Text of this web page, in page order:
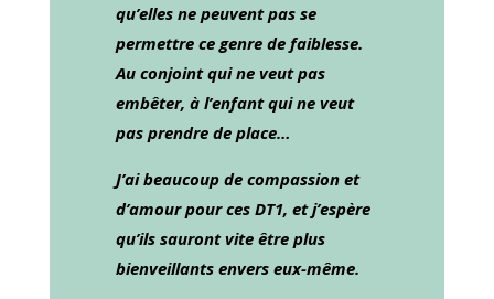
qu’elles ne peuvent pas se
permettre ce genre de faiblesse.
Au conjoint qui ne veut pas
embêter, à l’enfant qui ne veut
pas prendre de place…
J’ai beaucoup de compassion et
d’amour pour ces DT1, et j’espère
qu’ils sauront vite être plus
bienveillants envers eux-même.